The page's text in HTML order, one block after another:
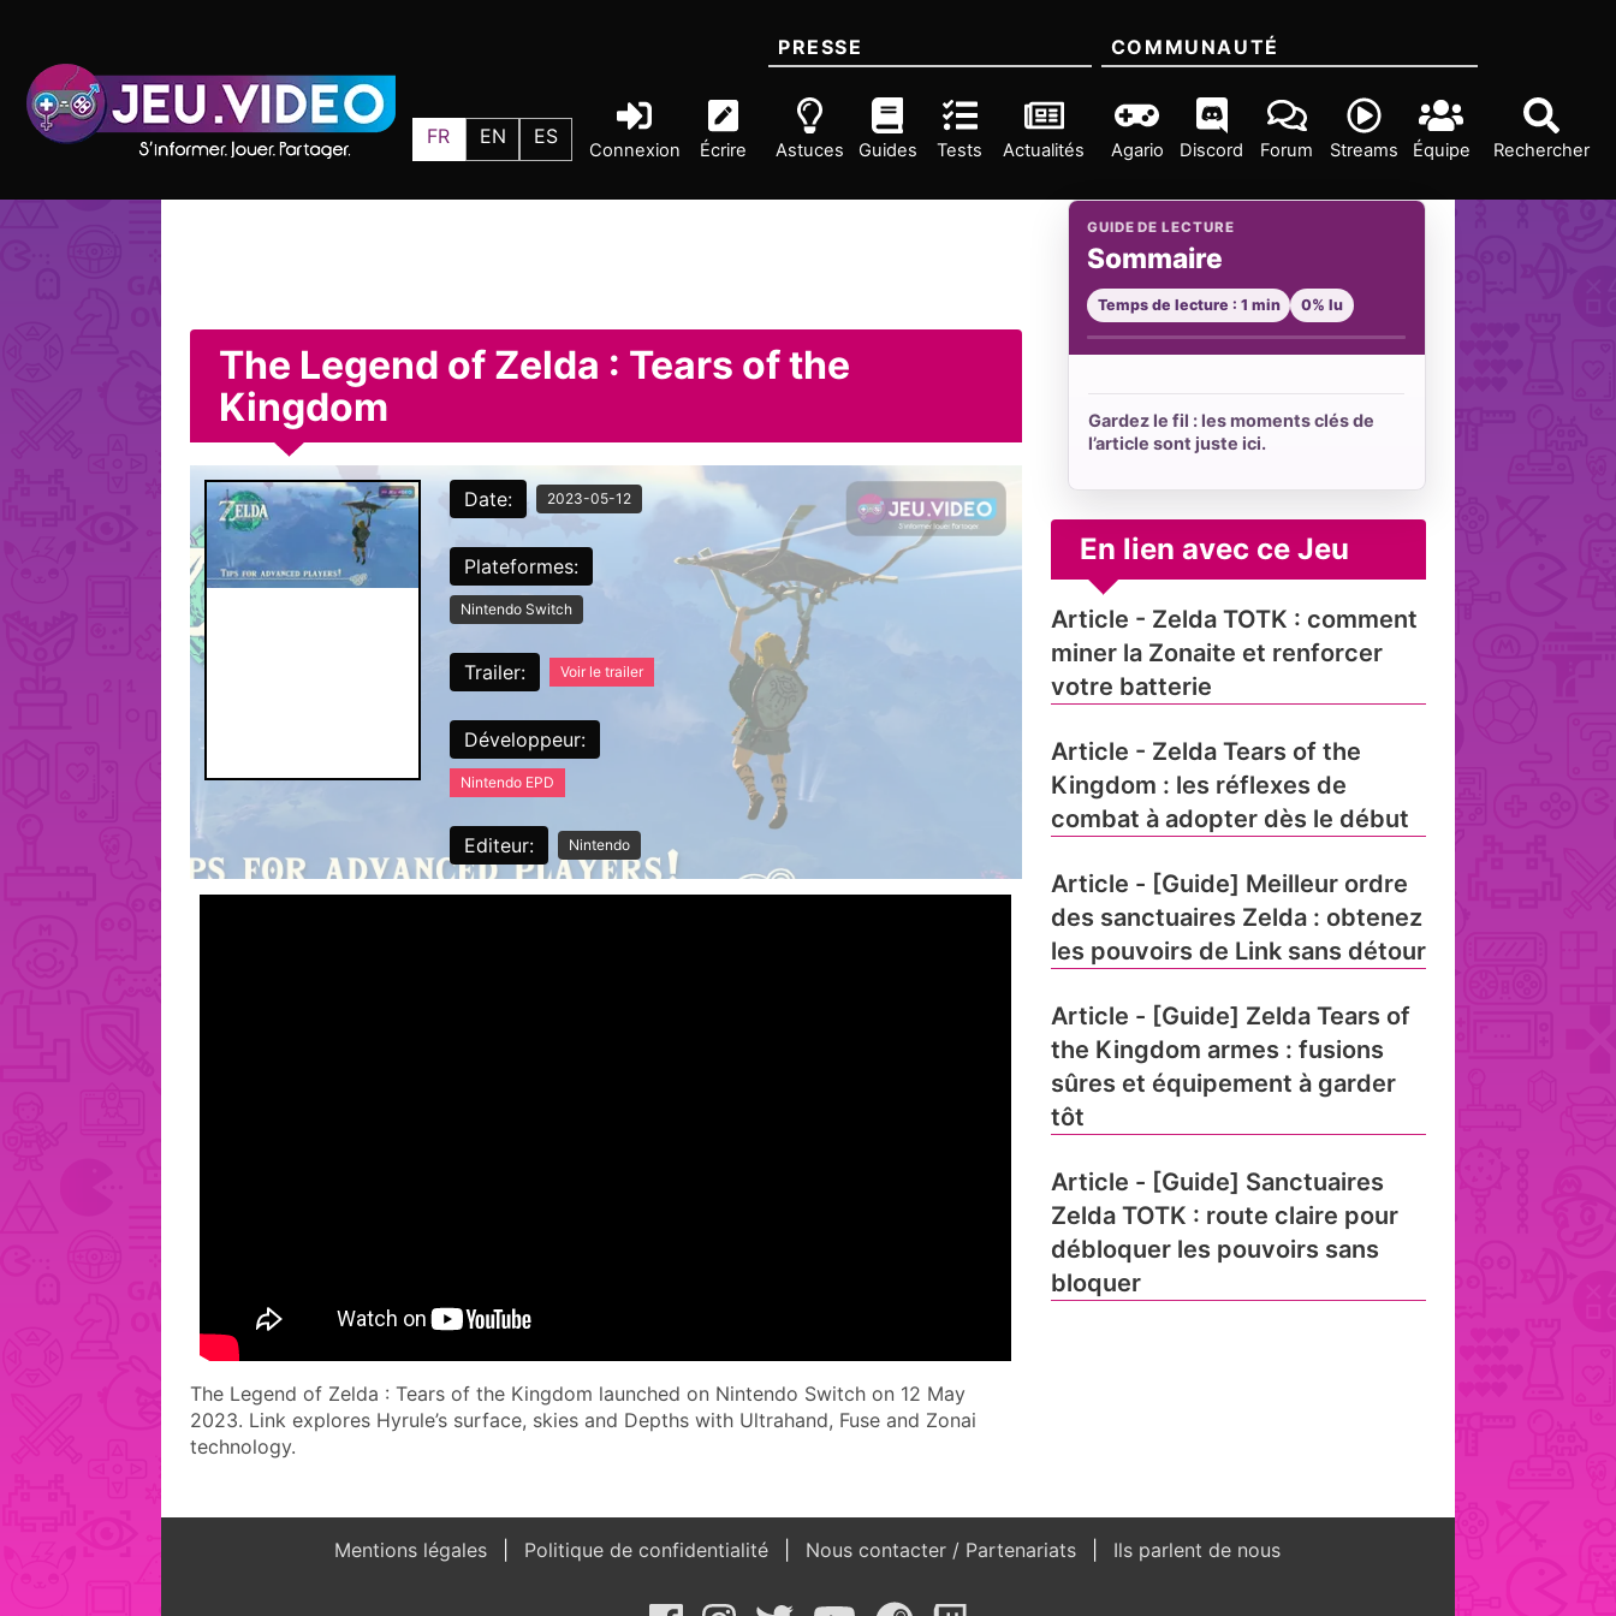
FR EN ES
Connexion Écrire Rechercher
PRESSE
Astuces Guides Tests Actualités
COMMUNAUTÉ
Agario Discord Forum Streams Équipe
The Legend of Zelda : Tears of the
Kingdom
Date: 2023-05-12
Plateformes:
Nintendo Switch
Trailer: Voir le trailer
Développeur:
Nintendo EPD
Editeur: Nintendo
The Legend of Zelda : Tears of the Kingdom launched on Nintendo Switch on 12 May
2023. Link explores Hyrule’s surface, skies and Depths with Ultrahand, Fuse and Zonai
technology.
GUIDE DE LECTURE
Sommaire
Temps de lecture : 1 min 0% lu
Gardez le fil : les moments clés de
l’article sont juste ici.
En lien avec ce Jeu
Article - Zelda TOTK : comment
miner la Zonaite et renforcer
votre batterie
Article - Zelda Tears of the
Kingdom : les réflexes de
combat à adopter dès le début
Article - [Guide] Meilleur ordre
des sanctuaires Zelda : obtenez
les pouvoirs de Link sans détour
Article - [Guide] Zelda Tears of
the Kingdom armes : fusions
sûres et équipement à garder
tôt
Article - [Guide] Sanctuaires
Zelda TOTK : route claire pour
débloquer les pouvoirs sans
bloquer
Mentions légales Politique de confidentialité Nous contacter / Partenariats Ils parlent de nous